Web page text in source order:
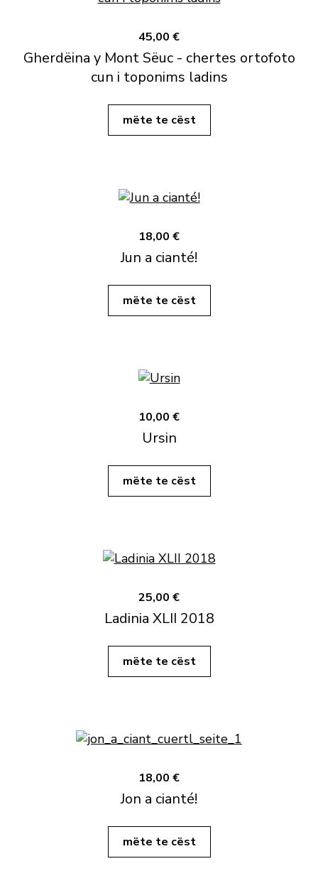
45,00 €
Gherdëina y Mont Sëuc - chertes ortofoto
cun i toponims ladins
mëte te cëst
18,00 €
Jun a cianté!
mëte te cëst
10,00 €
Ursin
mëte te cëst
25,00 €
Ladinia XLII 2018
mëte te cëst
18,00 €
Jon a cianté!
mëte te cëst